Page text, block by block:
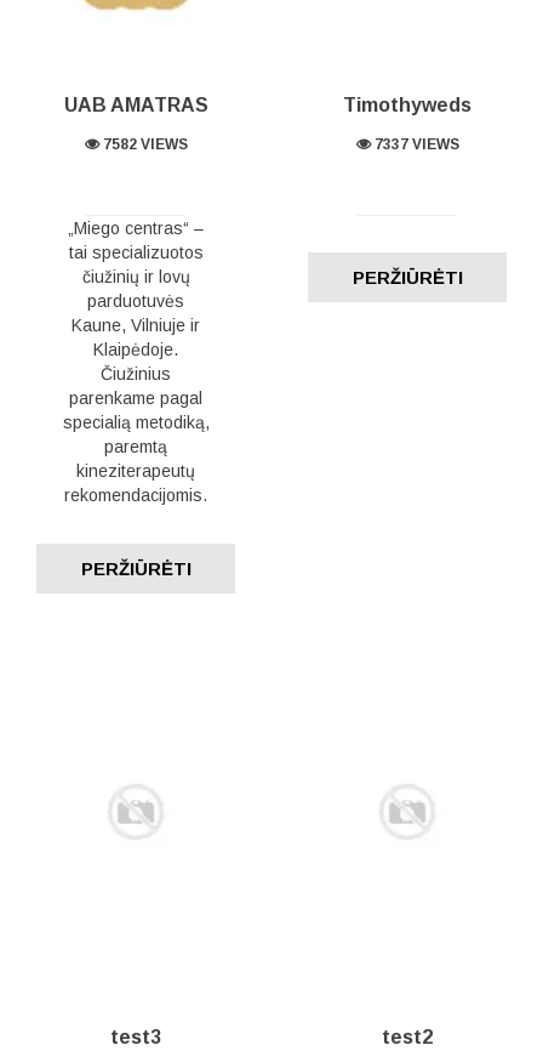
UAB AMATRAS
7582 VIEWS
„Miego centras“ –
tai specializuotos
čiužinių ir lovų
parduotuvės
Kaune, Vilniuje ir
Klaipėdoje.
Čiužinius
parenkame pagal
specialią metodiką,
paremtą
kineziterapeutų
rekomendacijomis.
PERŽIŪRĖTI
Timothyweds
7337 VIEWS
PERŽIŪRĖTI
test3 test2